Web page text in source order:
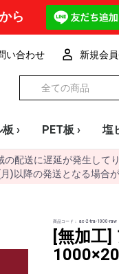
ら
い合わせ 新規会
› PET板 ›
0.3mm
0.4mm
0.5mm
0.7mm
塩
透
白
カ
パ
法
の配送に遅延が発生して
)以降の発送となる場合
商品コード： ac-2-tra-1000-raw
[無加工